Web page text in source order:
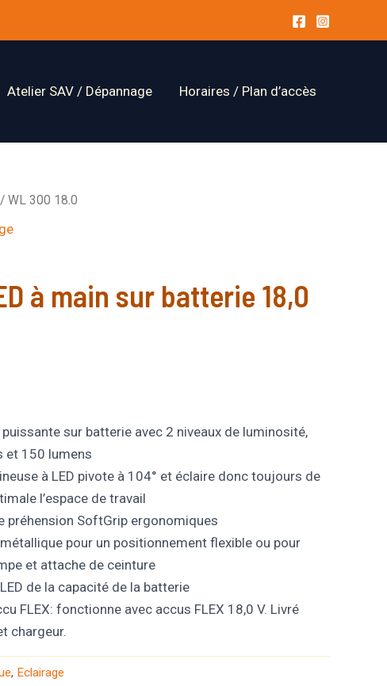
Atelier SAV / Dépannage Horaires / Plan d’accès
/ WL 300 18.0
à main sur batterie 18,0
puissante sur batterie avec 2 niveaux de luminosité,
et 150 lumens
à LED pivote à 104° et éclaire donc toujours de
l’espace de travail
préhension SoftGrip ergonomiques
pour un positionnement flexible ou pour
et attache de ceinture
de la capacité de la batterie
FLEX: fonctionne avec accus FLEX 18,0 V. Livré
chargeur.
, Eclairage